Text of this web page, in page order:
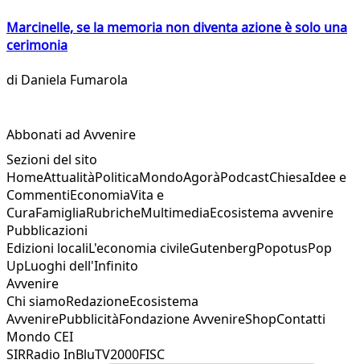
Marcinelle, se la memoria non diventa azione è solo una
cerimonia
di Daniela Fumarola
Abbonati ad Avvenire
Sezioni del sito
HomeAttualitàPoliticaMondoAgoràPodcastChiesaIdee e
CommentiEconomiaVita e
CuraFamigliaRubricheMultimediaEcosistema avvenire
Pubblicazioni
Edizioni localiL'economia civileGutenbergPopotusPop
UpLuoghi dell'Infinito
Avvenire
Chi siamoRedazioneEcosistema
AvvenirePubblicitàFondazione AvvenireShopContatti
Mondo CEI
SIRRadio InBluTV2000FISC